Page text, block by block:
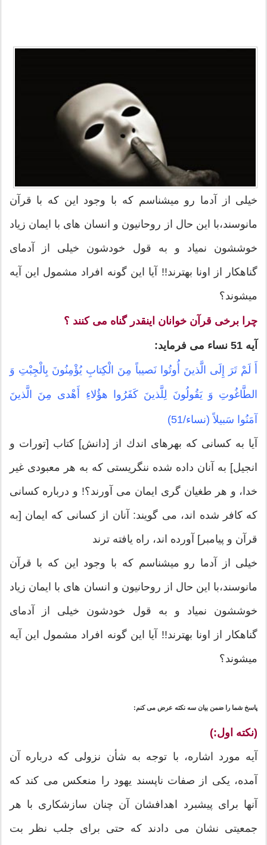
خیلی از آدما رو میشناسم که با وجود این که با قرآن
مانوسند،با این حال از روحانیون و انسان های با ایمان زیاد
خوششون نمیاد و به قول خودشون خیلی از آدمای
گناهکار از اونا بهترند!! آیا این گونه افراد مشمول این آیه
میشوند؟
چرا برخی قرآن خوانان اینقدر گناه می کنند ؟
آیه 51 نساء می فرماید:
أَ لَمْ تَرَ إِلَى الَّذینَ أُوتُوا نَصیباً مِنَ الْكِتابِ یُؤْمِنُونَ بِالْجِبْتِ وَ
الطَّاغُوتِ وَ یَقُولُونَ لِلَّذینَ كَفَرُوا هؤُلاءِ أَهْدى‏ مِنَ الَّذینَ
آمَنُوا سَبیلاً (نساء/51)
آیا به كسانى كه بهره‏اى اندك از [دانش‏] كتاب [تورات و
انجیل‏] به آنان داده شده ننگریستى كه به هر معبودى غیر
خدا، و هر طغیان گرى ایمان مى ‏آورند؟! و درباره كسانى
كه كافر شده ‏اند، مى ‏گویند: آنان از كسانى كه ایمان [به
قرآن و پیامبر] آورده ‏اند، راه یافته‏ ترند
خیلی از آدما رو میشناسم که با وجود این که با قرآن
مانوسند،با این حال از روحانیون و انسان های با ایمان زیاد
خوششون نمیاد و به قول خودشون خیلی از آدمای
گناهکار از اونا بهترند!! آیا این گونه افراد مشمول این آیه
میشوند؟
پاسخ شما را ضمن بیان سه نکته عرض می کنم:
(نکته اول:)
آیه مورد اشاره، با توجه به شأن نزولی که درباره آن
آمده، یكى از صفات ناپسند یهود را منعكس مى‏ كند كه
آنها براى پیشبرد اهدافشان آن چنان سازشكارى با هر
جمعیتى نشان مى ‏دادند كه حتى براى جلب نظر بت‏